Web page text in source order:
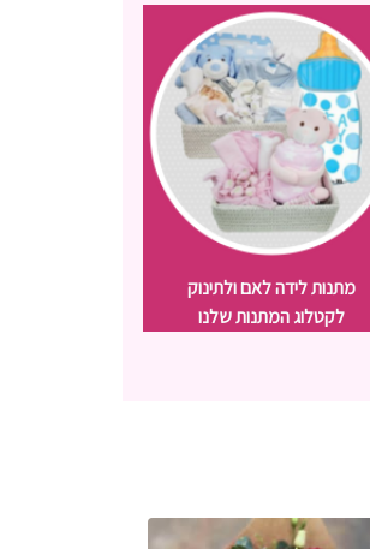
מתנות לידה לאם ולתינוק
לקטלוג המתנות שלנו